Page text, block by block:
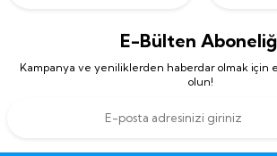
E-Bülten
Kampanya ve yeniliklerden haberdar olmak için
olun!